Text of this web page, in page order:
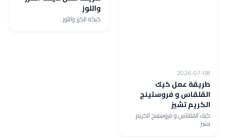
2026-07-08
طريقة عمل كيك
القلقاس و فروستينج
الكريم تشيز
كيك القلقاس و فروستينج الكريم
تشيز
واللوز
كيكة الكرز واللوز